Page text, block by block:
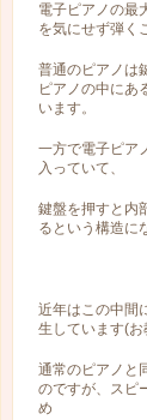
電子ピアノの最
を気にせず弾く
普通のピアノは
ピアノの中にあ
います。
一方で電子ピア
入っていて、
鍵盤を押すと内
るという構造に
近年はこの中間
生しています(お
通常のピアノと
のですが、スピ
め